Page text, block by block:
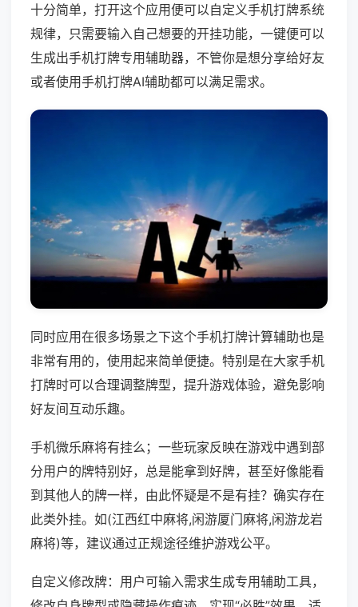
十分简单，打开这个应用便可以自定义手机打牌系统
规律，只需要输入自己想要的开挂功能，一键便可以
生成出手机打牌专用辅助器，不管你是想分享给好友
或者使用手机打牌AI辅助都可以满足需求。
同时应用在很多场景之下这个手机打牌计算辅助也是
非常有用的，使用起来简单便捷。特别是在大家手机
打牌时可以合理调整牌型，提升游戏体验，避免影响
好友间互动乐趣。
手机微乐麻将有挂么；一些玩家反映在游戏中遇到部
分用户的牌特别好，总是能拿到好牌，甚至好像能看
到其他人的牌一样，由此怀疑是不是有挂？确实存在
此类外挂。如(江西红中麻将,闲游厦门麻将,闲游龙岩
麻将)等，建议通过正规途径维护游戏公平。
自定义修改牌：用户可输入需求生成专用辅助工具，